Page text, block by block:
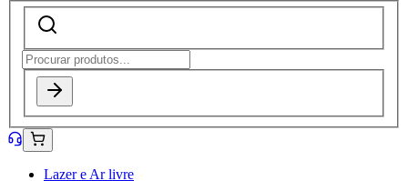
Lazer e Ar livre